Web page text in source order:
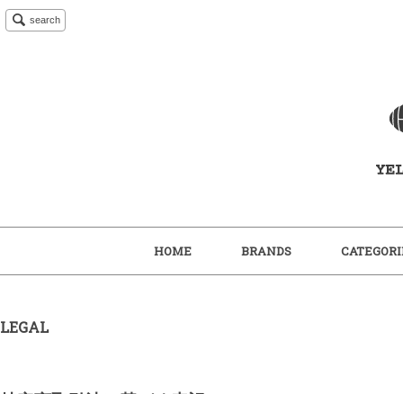
search
HOME BRANDS
LEGAL